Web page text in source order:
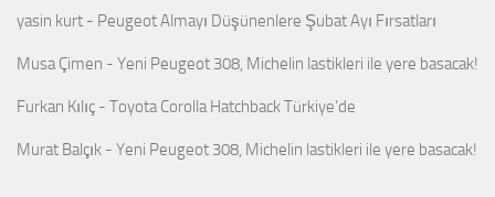
yasin kurt - Peugeot Almayı Düşünenlere Şubat Ayı Fırsatları
Musa Çimen - Yeni Peugeot 308, Michelin lastikleri ile yere basacak!
Furkan Kılıç - Toyota Corolla Hatchback Türkiye’de
Murat Balçık - Yeni Peugeot 308, Michelin lastikleri ile yere basacak!